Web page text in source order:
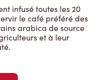
infusé toutes les 20
le café préféré des
arabica de source
et à leur